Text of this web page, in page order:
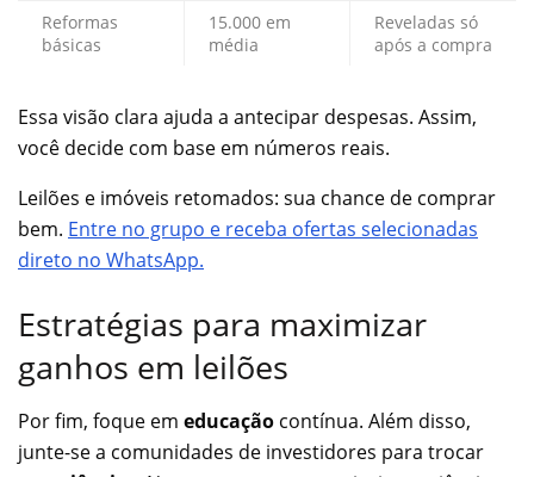
Reformas
básicas
15.000 em
média
Reveladas só
após a compra
Essa visão clara ajuda a antecipar despesas. Assim,
você decide com base em números reais.
Leilões e imóveis retomados: sua chance de comprar
bem. Entre no grupo e receba ofertas selecionadas
direto no WhatsApp.
Estratégias para maximizar
ganhos em leilões
Por fim, foque em educação contínua. Além disso,
junte-se a comunidades de investidores para trocar